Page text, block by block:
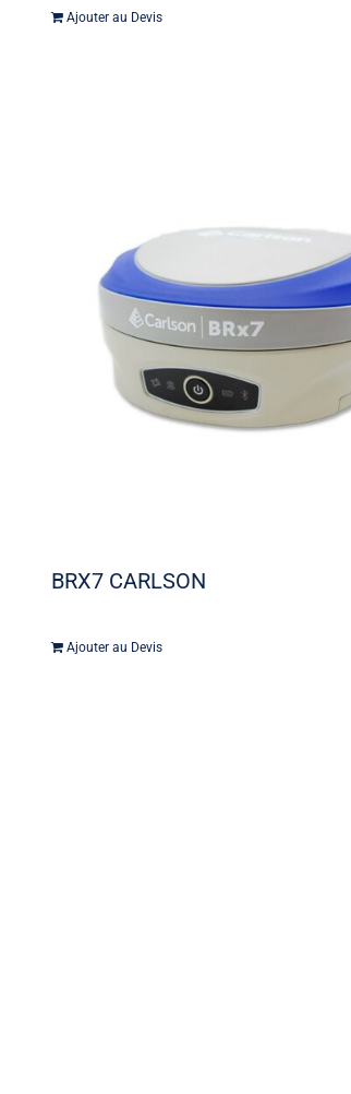
Ajouter au Devis
BRX7 CARLSON
Ajouter au Devis